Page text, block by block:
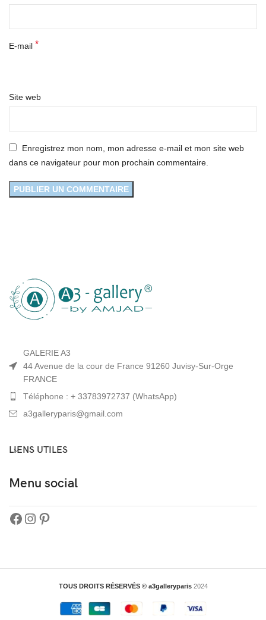
E-mail *
Site web
Enregistrez mon nom, mon adresse e-mail et mon site web
dans ce navigateur pour mon prochain commentaire.
GALERIE A3
44 Avenue de la cour de France 91260 Juvisy-Sur-Orge
FRANCE
Téléphone : + 33783972737 (WhatsApp)
a3galleryparis@gmail.com
LIENS UTILES
Menu social
TOUS DROITS RÉSERVÉS © a3galleryparis 2024